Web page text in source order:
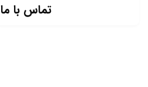
تماس با ما